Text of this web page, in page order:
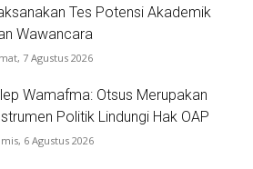
Tes Potensi Akademik
Wawancara
7 Agustus 2026
Wamafma: Otsus Merupakan
Politik Lindungi Hak OAP
6 Agustus 2026